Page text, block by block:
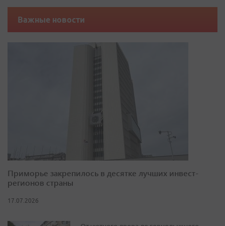
Важные новости
Приморье закрепилось в десятке лучших инвест-
регионов страны
17.07.2026